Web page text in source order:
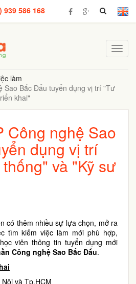
939 586 168
làm
Sao Bắc Đẩu tuyển dụng vị trí "Tư
khai"
Công nghệ Sao
dụng vị trí
và "Kỹ sư
có thêm nhiều sự lựa chọn, mở ra
tìm kiếm việc làm mới phù hợp,
viên thông tin tuyển dụng mới
Công nghệ Sao Bắc Đẩu.
Nội và Tp.HCM